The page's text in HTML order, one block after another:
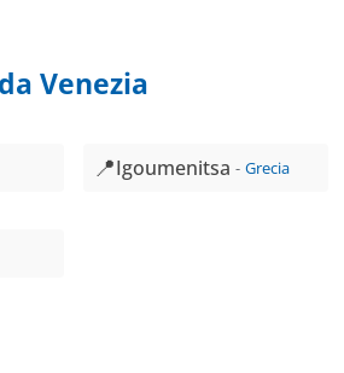
Venezia
📍Igoumenitsa Grecia